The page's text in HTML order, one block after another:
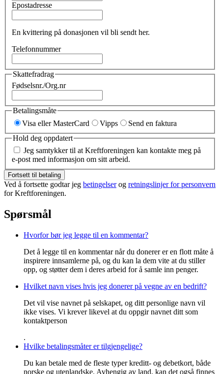
Epostadresse
En kvittering på donasjonen vil bli sendt her.
Telefonnummer
Skattefradrag
Fødselsnr./Org.nr
Betalingsmåte
Visa eller MasterCard
Vipps
Send en faktura
Hold deg oppdatert
Jeg samtykker til at Kreftforeningen kan kontakte meg på
e-post med informasjon om sitt arbeid.
Fortsett til betaling
Ved å fortsette godtar jeg betingelserog retningslinjer for personvern
for Kreftforeningen.
Spørsmål
Hvorfor bør jeg legge til en kommentar?
Det å legge til en kommentar når du donerer er en flott måte å
inspirere innsamlerne på, og du kan la dem vite at du stiller
opp, og støtter dem i deres arbeid for å samle inn penger.
Hvilket navn vises hvis jeg donerer på vegne av en bedrift?
Det vil vise navnet på selskapet, og ditt personlige navn vil
ikke vises. Vi krever likevel at du oppgir navnet ditt som
kontaktperson
.
Hvilke betalingsmåter er tilgjengelige?
Du kan betale med de fleste typer kreditt- og debetkort, både
norske og utenlandske. Avhengig av land, kan det også finnes